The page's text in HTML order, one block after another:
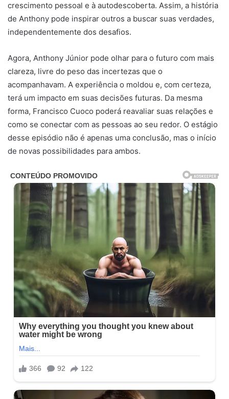
crescimento pessoal e à autodescoberta. Assim, a história
de Anthony pode inspirar outros a buscar suas verdades,
independentemente dos desafios.
Agora, Anthony Júnior pode olhar para o futuro com mais
clareza, livre do peso das incertezas que o
acompanhavam. A experiência o moldou e, com certeza,
terá um impacto em suas decisões futuras. Da mesma
forma, Francisco Cuoco poderá reavaliar suas relações e
como se conectar com as pessoas ao seu redor. O estágio
desse episódio não é apenas uma conclusão, mas o início
de novas possibilidades para ambos.